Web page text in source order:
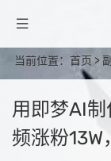
当前位置： 首页 >
用即梦AI
频涨粉